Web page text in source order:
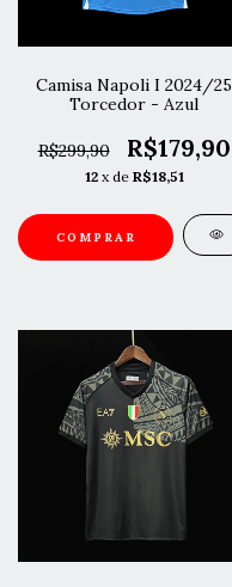
Camisa Napoli I 2024/25
Torcedor - Azul
R$299,90 R$179,90
12 x de R$18,51
COMPRAR